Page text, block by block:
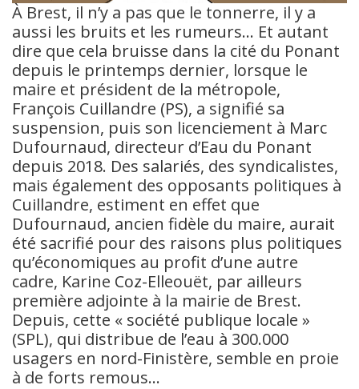
À Brest, il n’y a pas que le tonnerre, il y a
aussi les bruits et les rumeurs… Et autant
dire que cela bruisse dans la cité du Ponant
depuis le printemps dernier, lorsque le
maire et président de la métropole,
François Cuillandre (PS), a signifié sa
suspension, puis son licenciement à Marc
Dufournaud, directeur d’Eau du Ponant
depuis 2018. Des salariés, des syndicalistes,
mais également des opposants politiques à
Cuillandre, estiment en effet que
Dufournaud, ancien fidèle du maire, aurait
été sacrifié pour des raisons plus politiques
qu’économiques au profit d’une autre
cadre, Karine Coz-Elleouët, par ailleurs
première adjointe à la mairie de Brest.
Depuis, cette « société publique locale »
(SPL), qui distribue de l’eau à 300.000
usagers en nord-Finistère, semble en proie
à de forts remous…